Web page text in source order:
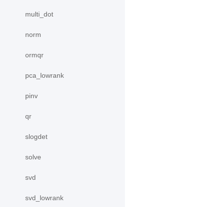
multi_dot
norm
ormqr
pca_lowrank
pinv
qr
slogdet
solve
svd
svd_lowrank